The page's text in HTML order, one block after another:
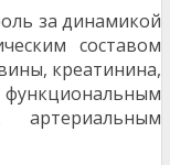
за динамикой
составом
креатинина,